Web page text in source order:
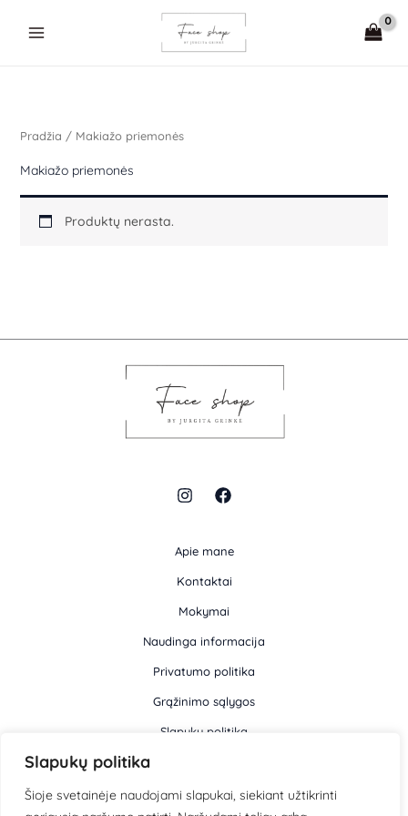
Slapukų politika
Šioje svetainėje naudojami slapukai, siekiant užtikrinti
Pradžia / Makiažo priemonės
Makiažo priemonės
Produktų nerasta.
Apie mane
Kontaktai
Mokymai
Naudinga informacija
Privatumo politika
Grąžinimo sąlygos
Slapukų politika
Informacija